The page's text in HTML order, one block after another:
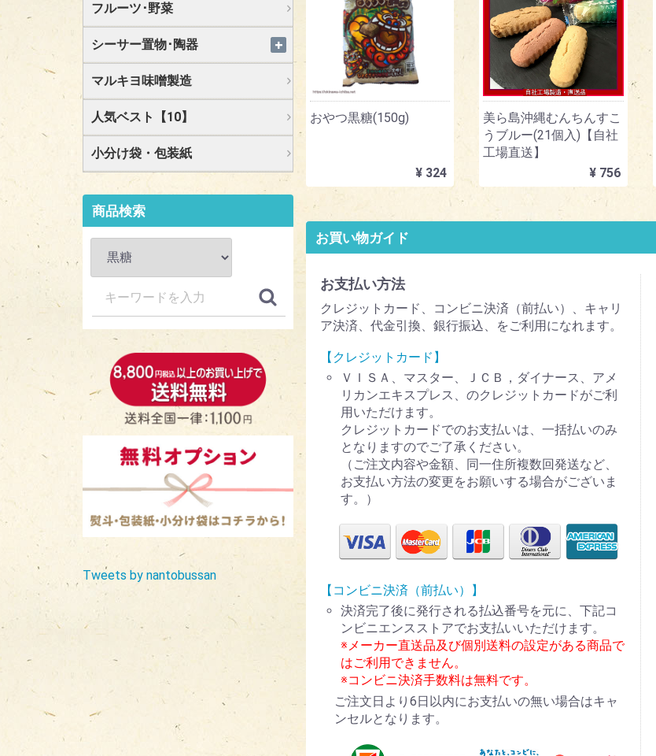
フルーツ･野菜
シーサー置物･陶器
マルキヨ味噌製造
人気ベスト【10】
小分け袋・包装紙
商品検索
Tweets by nantobussan
おやつ黒糖(150g)
¥ 324
美ら島沖縄むんちんすこ
うブルー(21個入)【自社
工場直送】
¥ 756
お買い物ガイド
お支払い方法
クレジットカード、コンビニ決済（前払い）、キャリ
ア決済、代金引換、銀行振込、をご利用になれます。
【クレジットカード】
ＶＩＳＡ、マスター、ＪＣＢ，ダイナース、アメ
リカンエキスプレス、のクレジットカードがご利
用いただけます。
クレジットカードでのお支払いは、一括払いのみ
となりますのでご了承ください。
（ご注文内容や金額、同一住所複数回発送など、
お支払い方法の変更をお願いする場合がございま
す。）
【コンビニ決済（前払い）】
決済完了後に発行される払込番号を元に、下記コ
ンビニエンスストアでお支払いいただけます。
※メーカー直送品及び個別送料の設定がある商品で
はご利用できません。
※コンビニ決済手数料は無料です。
ご注文日より6日以内にお支払いの無い場合はキャ
ンセルとなります。